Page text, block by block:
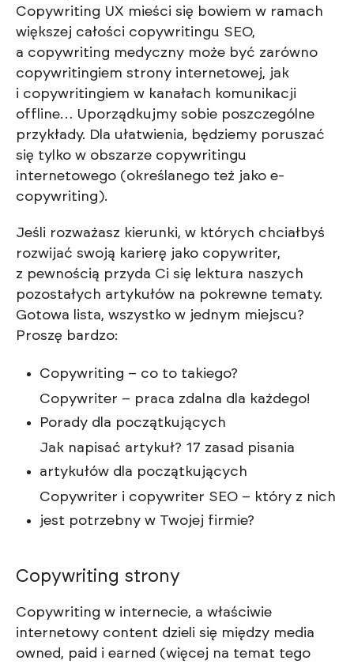
Copywriting UX mieści się bowiem w ramach
większej całości copywritingu SEO,
a copywriting medyczny może być zarówno
copywritingiem strony internetowej, jak
i copywritingiem w kanałach komunikacji
offline… Uporządkujmy sobie poszczególne
przykłady. Dla ułatwienia, będziemy poruszać
się tylko w obszarze copywritingu
internetowego (określanego też jako e-
copywriting).
Jeśli rozważasz kierunki, w których chciałbyś
rozwijać swoją karierę jako copywriter,
z pewnością przyda Ci się lektura naszych
pozostałych artykułów na pokrewne tematy.
Gotowa lista, wszystko w jednym miejscu?
Proszę bardzo:
Copywriting – co to takiego?
Copywriter – praca zdalna dla każdego!
Porady dla początkujących
Jak napisać artykuł? 17 zasad pisania
artykułów dla początkujących
Copywriter i copywriter SEO – który z nich
jest potrzebny w Twojej firmie?
Copywriting strony
Copywriting w internecie, a właściwie
internetowy content dzieli się między media
owned, paid i earned (więcej na temat tego